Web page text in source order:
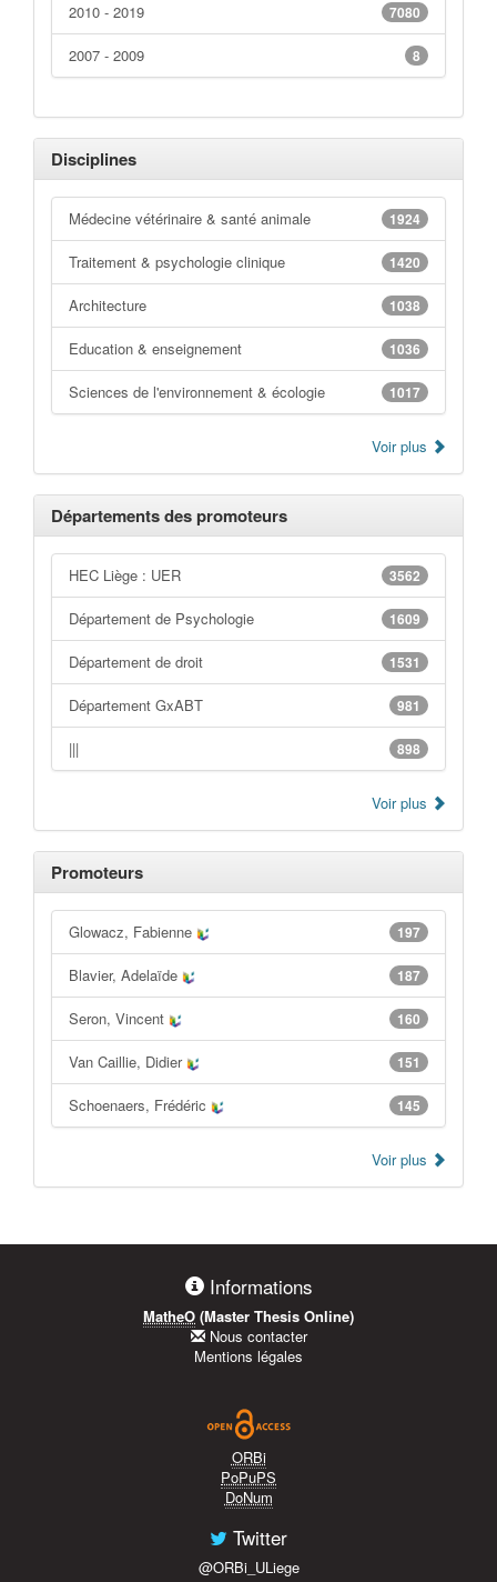
7080
2010 - 2019
8
2007 - 2009
Disciplines
1924
Médecine vétérinaire & santé animale
1420
Traitement & psychologie clinique
1038
Architecture
1036
Education & enseignement
1017
Sciences de l'environnement & écologie
Voir plus
Départements des promoteurs
3562
HEC Liège : UER
1609
Département de Psychologie
1531
Département de droit
981
Département GxABT
898
|||
Voir plus
Promoteurs
197
Glowacz, Fabienne
187
Blavier, Adelaïde
160
Seron, Vincent
151
Van Caillie, Didier
145
Schoenaers, Frédéric
Voir plus
Informations
MatheO (Master Thesis Online)
Nous contacter
Mentions légales
ORBi
PoPuPS
DoNum
Twitter
@ORBi_ULiege